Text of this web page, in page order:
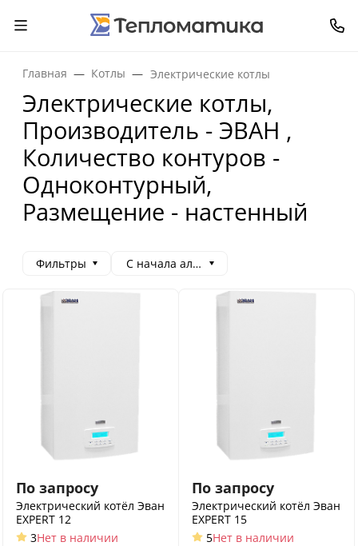
Главная Котлы Электрические котлы
Электрические котлы,
Производитель - ЭВАН ,
Количество контуров -
Одноконтурный,
Размещение - настенный
Фильтры С начала алфавита
По запросу
Электрический котёл Эван
EXPERT 12
3Нет в наличии
По запросу
Электрический котёл Эван
EXPERT 15
5Нет в наличии